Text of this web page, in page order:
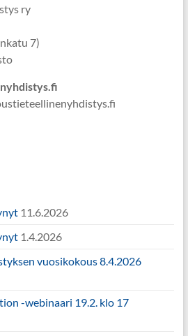
ry
7)
11.6.2026
1.4.2026
vuosikokous 8.4.2026
-webinaari 19.2. klo 17